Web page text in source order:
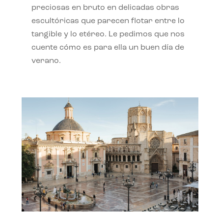
preciosas en bruto en delicadas obras
escultóricas que parecen flotar entre lo
tangible y lo etéreo. Le pedimos que nos
cuente cómo es para ella un buen día de
verano.